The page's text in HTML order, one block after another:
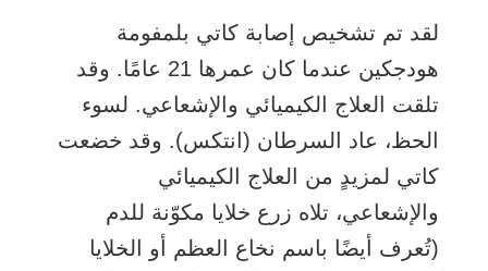
لقد تم تشخيص إصابة كاتي بلمفومة
هودجكين عندما كان عمرها 21 عامًا. وقد
تلقت العلاج الكيميائي والإشعاعي. لسوء
الحظ، عاد السرطان (انتكس). وقد خضعت
كاتي لمزيدٍ من العلاج الكيميائي
والإشعاعي، تلاه زرع خلايا مكوّنة للدم
(تُعرف أيضًا باسم نخاع العظم أو الخلايا